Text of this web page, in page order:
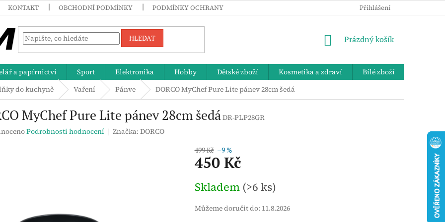
KONTAKT OBCHODNÍ PODMÍNKY PODMÍNKY OCHRANY OSOBNÍCH ÚDAJŮ ZPĚTNÝ ODBĚR
Přihlášení
HLEDAT
NÁKUPNÍ
Prázdný košík
a papírnictví Sport Elektronika Hobby Dětské zboží Kosmetika a zdraví Bílé zboží
do kuchyně Vaření Pánve DORCO MyChef Pure Lite pánev 28cm šedá
MyChef Pure Lite pánev 28cm šedáDR-PLP28GR
Podrobnosti hodnocení Značka:DORCO
499 Kč –9 %
450 Kč
cena:
Skladem (>6 ks)
Můžeme doručit do: 11.8.2026